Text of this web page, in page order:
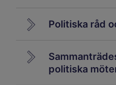
Politiska råd
politiska